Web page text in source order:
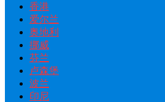
香港
爱尔兰
奥地利
挪威
芬兰
卢森堡
波兰
印尼